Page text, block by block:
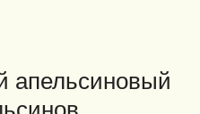
апельсиновый